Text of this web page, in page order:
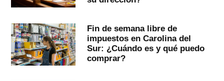
Fin de semana libre de
impuestos en Carolina del
Sur: ¿Cuándo es y qué puedo
comprar?